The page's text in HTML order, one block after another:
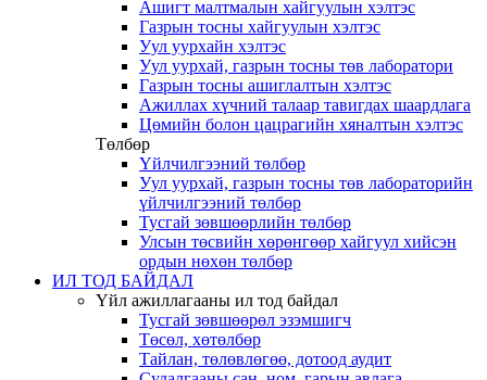
Ашигт малтмалын хайгуулын хэлтэс
Газрын тосны хайгуулын хэлтэс
Уул уурхайн хэлтэс
Уул уурхай, газрын тосны төв лаборатори
Газрын тосны ашиглалтын хэлтэс
Ажиллах хүчний талаар тавигдах шаардлага
Цөмийн болон цацрагийн хяналтын хэлтэс
Төлбөр
Үйлчилгээний төлбөр
Уул уурхай, газрын тосны төв лабораторийн
үйлчилгээний төлбөр
Тусгай зөвшөөрлийн төлбөр
Улсын төсвийн хөрөнгөөр хайгуул хийсэн
ордын нөхөн төлбөр
ИЛ ТОД БАЙДАЛ
Үйл ажиллагааны ил тод байдал
Тусгай зөвшөөрөл эзэмшигч
Төсөл, хөтөлбөр
Тайлан, төлөвлөгөө, дотоод аудит